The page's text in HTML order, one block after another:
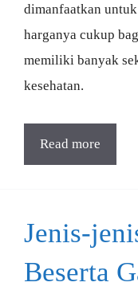
dimanfaatkan
harganya cukup
memiliki banyak
kesehatan.
Read more
Jenis-
Beserta